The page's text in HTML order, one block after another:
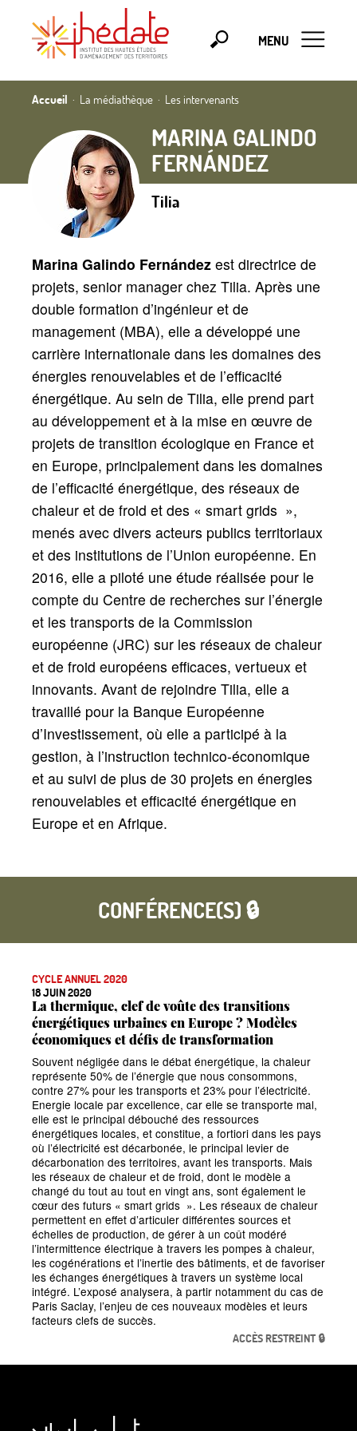
MENU
Accueil La médiathèque Les intervenants
MARINA GALINDO
FERNÁNDEZ
Tilia
Marina Galindo Fernández est directrice de
projets, senior manager chez Tilia. Après une
double formation d’ingénieur et de
management (MBA), elle a développé une
carrière internationale dans les domaines des
énergies renouvelables et de l’efficacité
énergétique. Au sein de Tilia, elle prend part
au développement et à la mise en œuvre de
projets de transition écologique en France et
en Europe, principalement dans les domaines
de l’efficacité énergétique, des réseaux de
chaleur et de froid et des « smart grids »,
menés avec divers acteurs publics territoriaux
et des institutions de l’Union européenne. En
2016, elle a piloté une étude réalisée pour le
compte du Centre de recherches sur l’énergie
et les transports de la Commission
européenne (JRC) sur les réseaux de chaleur
et de froid européens efficaces, vertueux et
innovants. Avant de rejoindre Tilia, elle a
travaillé pour la Banque Européenne
d’Investissement, où elle a participé à la
gestion, à l’instruction technico-économique
et au suivi de plus de 30 projets en énergies
renouvelables et efficacité énergétique en
Europe et en Afrique.
CONFÉRENCE(S) 🔒
CYCLE ANNUEL 2020
18 JUIN 2020
La thermique, clef de voûte des transitions
énergétiques urbaines en Europe? Modèles
économiques et défis de transformation
Souvent négligée dans le débat énergétique, la chaleur
représente 50% de l’énergie que nous consommons,
contre 27% pour les transports et 23% pour l’électricité.
Energie locale par excellence, car elle se transporte mal,
elle est le principal débouché des ressources
énergétiques locales, et constitue, a fortiori dans les pays
où l’électricité est décarbonée, le principal levier de
décarbonation des territoires, avant les transports. Mais
les réseaux de chaleur et de froid, dont le modèle a
changé du tout au tout en vingt ans, sont également le
cœur des futurs « smart grids ». Les réseaux de chaleur
permettent en effet d’articuler différentes sources et
échelles de production, de gérer à un coût modéré
l’intermittence électrique à travers les pompes à chaleur,
les cogénérations et l’inertie des bâtiments, et de favoriser
les échanges énergétiques à travers un système local
intégré. L’exposé analysera, à partir notamment du cas de
Paris Saclay, l’enjeu de ces nouveaux modèles et leurs
facteurs clefs de succès.
ACCÈS RESTREINT 🔒